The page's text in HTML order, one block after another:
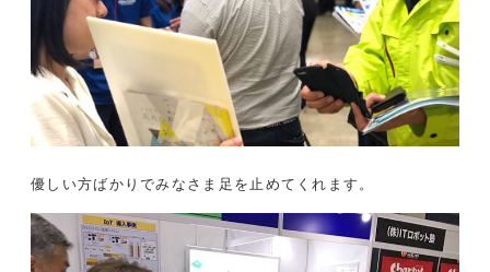
優しい方ばかりでみなさま足を止めてくれます。